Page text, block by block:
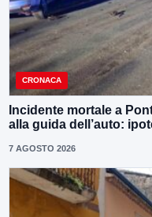
CRONACA
Incidente mortale a
alla guida dell’auto:
7 AGOSTO 2026